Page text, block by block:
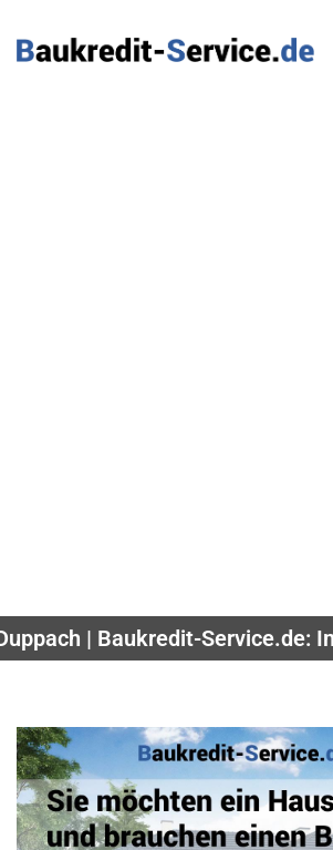
| Baukredit-Service.de: